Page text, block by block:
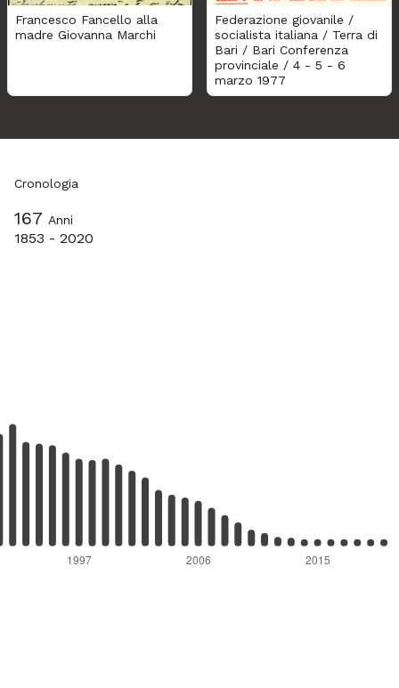
Francesco Fancello alla
madre Giovanna Marchi
Federazione giovanile /
socialista italiana / Terra di
Bari / Bari Conferenza
provinciale / 4 - 5 - 6
marzo 1977
Cronologia
167 Anni
1853 - 2020